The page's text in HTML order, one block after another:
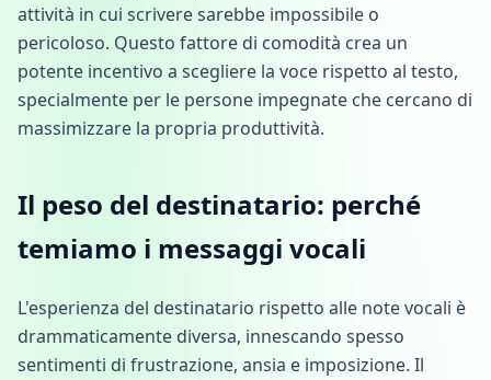
attività in cui scrivere sarebbe impossibile o
pericoloso. Questo fattore di comodità crea un
potente incentivo a scegliere la voce rispetto al testo,
specialmente per le persone impegnate che cercano di
massimizzare la propria produttività.
Il peso del destinatario: perché
temiamo i messaggi vocali
L'esperienza del destinatario rispetto alle note vocali è
drammaticamente diversa, innescando spesso
sentimenti di frustrazione, ansia e imposizione. Il